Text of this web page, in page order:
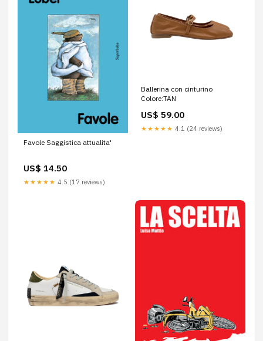
Favole Saggistica attualita'
US$ 14.50
★★★★★ 4.5 (17 reviews)
Ballerina con cinturino
Colore:TAN
US$ 59.00
★★★★★ 4.1 (24 reviews)